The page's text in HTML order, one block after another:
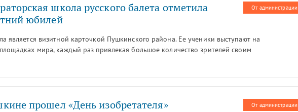
От администрации
школа русского балета отметила
юбилей
является визитной карточкой Пушкинского района. Ее ученики выступают на
мира, каждый раз привлекая большое количество зрителей своим
От администрации
прошел «День изобретателя»